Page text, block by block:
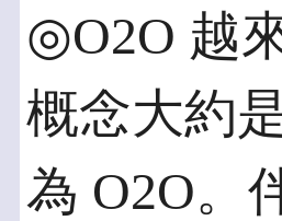
◎O2O 越
概念大約
為 O2O。